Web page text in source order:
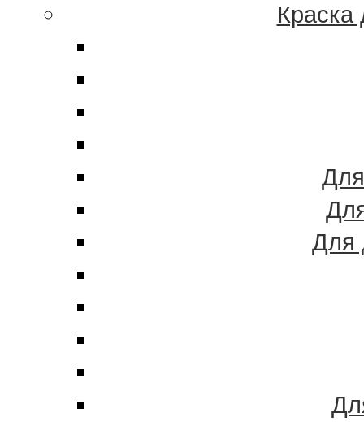
Краска
Для